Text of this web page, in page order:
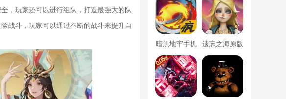
，玩家还可以进行组队，打造最强大的队
战斗，玩家可以通过不断的战斗来提升自
暗黑地牢手机
版
遗忘之海原版